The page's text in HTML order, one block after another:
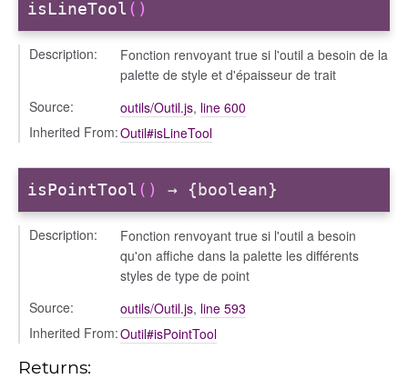
isLineTool ()
Description:
Fonction renvoyant true si l'outil a besoin de la
palette de style et d'épaisseur de trait
Source:
outils/Outil.js, line 600
Inherited From:Outil#isLineTool
isPointTool () → {boolean}
Description:
Fonction renvoyant true si l'outil a besoin
qu'on affiche dans la palette les différents
styles de type de point
Source:
outils/Outil.js, line 593
Inherited From:Outil#isPointTool
Returns: